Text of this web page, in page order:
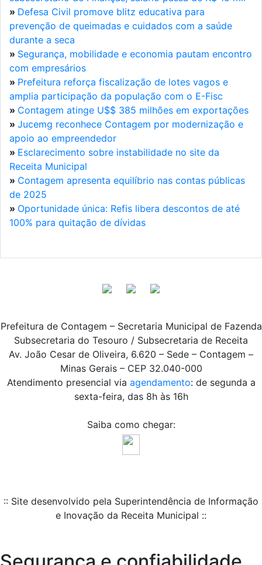
» Defesa Civil promove blitz educativa para
prevenção de queimadas e cuidados com a saúde
durante a seca
» Segurança, mobilidade e economia pautam encontro
com empresários
» Prefeitura reforça fiscalização de lotes vagos e
amplia participação da população com o E-Fisc
» Contagem atinge U$$ 385 milhões em exportações
» Jucemg reconhece Contagem por modernização e
apoio ao empreendedor
» Esclarecimento sobre instabilidade no site da
Receita Municipal
» Contagem apresenta equilíbrio nas contas públicas
de 2025
» Oportunidade única: Refis libera descontos de até
100% para quitação de dívidas
Prefeitura de Contagem – Secretaria Municipal de Fazenda
Subsecretaria do Tesouro / Subsecretaria de Receita
Av. João Cesar de Oliveira, 6.620 – Sede – Contagem –
Minas Gerais – CEP 32.040-000
Atendimento presencial via agendamento: de segunda a
sexta-feira, das 8h às 16h
Saiba como chegar:
:: Site desenvolvido pela Superintendência de Informação
e Inovação da Receita Municipal ::